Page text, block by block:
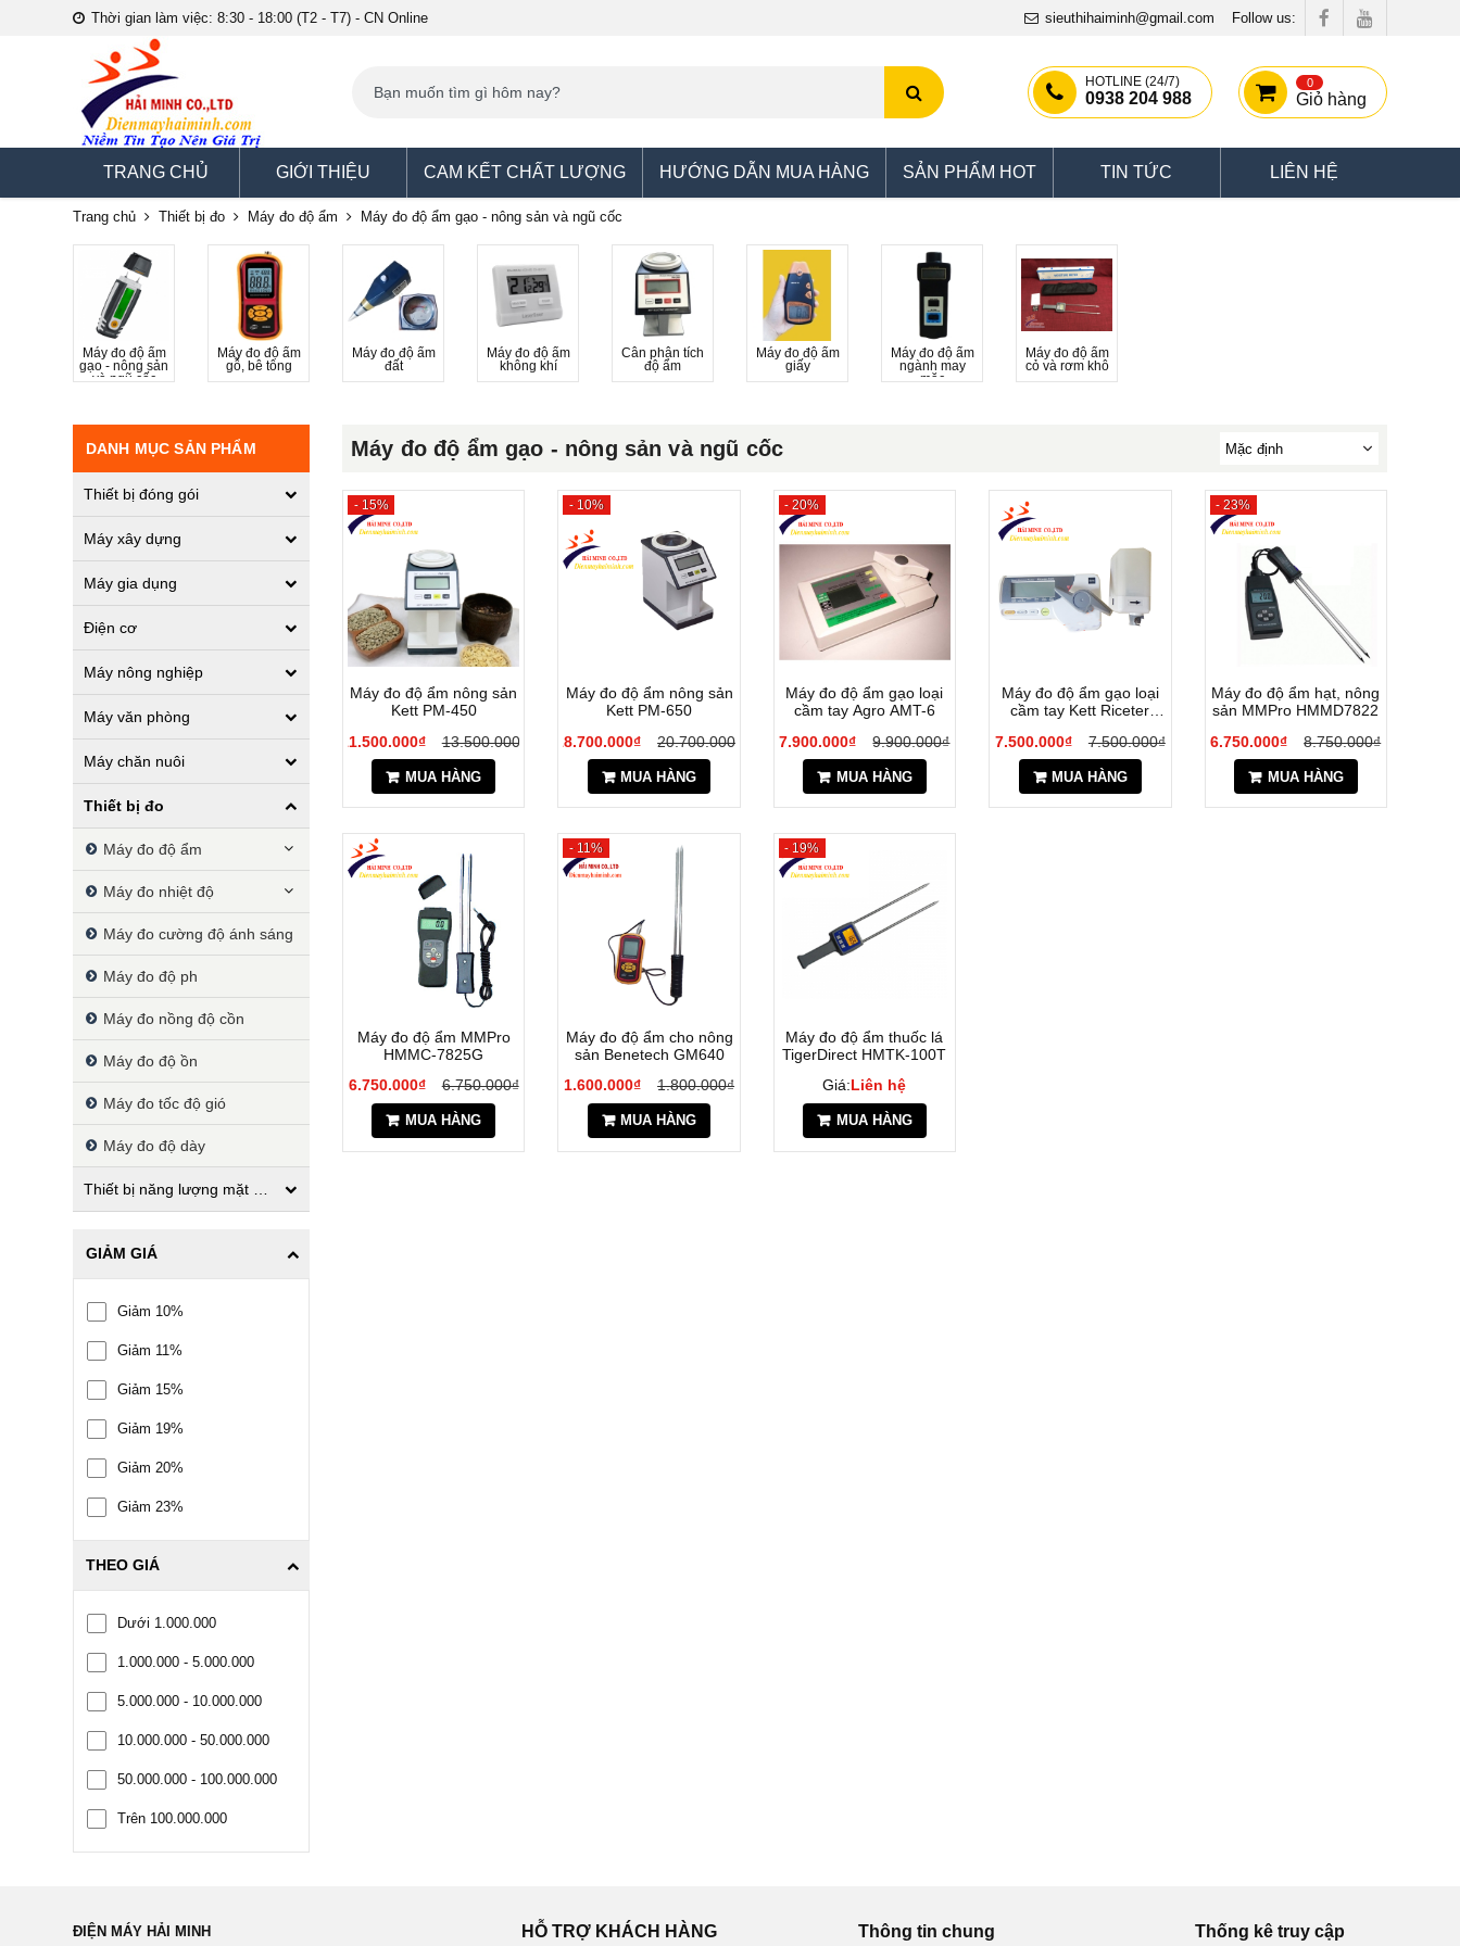
Thời gian làm việc: 8:30 - 18:00 (T2 - T7) - CN Online sieuthihaiminh@gmail.com Follow us:
HOTLINE (24/7)
0938 204 988
0
Giỏ hàng
TRANG CHỦ GIỚI THIỆU CAM KẾT CHẤT LƯỢNG HƯỚNG DẪN MUA HÀNG SẢN PHẨM HOT TIN TỨC LIÊN HỆ
Trang chủ Thiết bị đo Máy đo độ ẩm Máy đo độ ẩm gạo - nông sản và ngũ cốc
Máy đo độ ẩm
gạo - nông sản
và ngũ cốc
Máy đo độ ẩm
gỗ, bê tông
Máy đo độ ẩm
đất
Máy đo độ ẩm
không khí
Cân phân tích
độ ẩm
Máy đo độ ẩm
giấy
Máy đo độ ẩm
ngành may
mặc
Máy đo độ ẩm
cỏ và rơm khô
Máy đo độ ẩm gạo - nông sản và ngũ cốc
- 15%
Máy đo độ ẩm nông sản
Kett PM-450
11.500.000₫
13.500.000₫
MUA HÀNG
- 10%
Máy đo độ ẩm nông sản
Kett PM-650
18.700.000₫
20.700.000₫
MUA HÀNG
- 20%
Máy đo độ ẩm gạo loại
cầm tay Agro AMT-6
7.900.000₫
9.900.000₫
MUA HÀNG
Máy đo độ ẩm gạo loại
cầm tay Kett Riceter
7.500.000₫ 7.500.000₫
MUA HÀNG
- 23%
Máy đo độ ẩm hạt, nông
sản MMPro HMMD7822
6.750.000₫
8.750.000₫
MUA HÀNG
Máy đo độ ẩm MMPro
HMMC-7825G
6.750.000₫
6.750.000₫
MUA HÀNG
- 11%
Máy đo độ ẩm cho nông
sản Benetech GM640
1.600.000₫
1.800.000₫
MUA HÀNG
- 19%
Máy đo độ ẩm thuốc lá
TigerDirect HMTK-100T
Giá:Liên hệ
MUA HÀNG
DANH MỤC SẢN PHẨM
Thiết bị đóng gói
Máy xây dựng
Máy gia dụng
Điện cơ
Máy nông nghiệp
Máy văn phòng
Máy chăn nuôi
Thiết bị đo
Máy đo độ ẩm
Máy đo nhiệt độ
Máy đo cường độ ánh sáng
Máy đo độ ph
Máy đo nồng độ cồn
Máy đo độ ồn
Máy đo tốc độ gió
Máy đo độ dày
Thiết bị năng lượng mặt trời
GIẢM GIÁ
Giảm 10%
Giảm 11%
Giảm 15%
Giảm 19%
Giảm 20%
Giảm 23%
THEO GIÁ
Dưới 1.000.000
1.000.000 - 5.000.000
5.000.000 - 10.000.000
10.000.000 - 50.000.000
50.000.000 - 100.000.000
Trên 100.000.000
ĐIỆN MÁY HẢI MINH HỖ TRỢ KHÁCH HÀNG Thông tin chung Thống kê truy cập